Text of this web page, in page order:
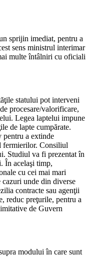
sprijin imediat, pentru a
sens ministrul interimar
multe întâlniri cu oficiali
statului pot interveni
procesare/valorificare,
Legea laptelui impune
de lapte cumpărate.
pentru a extinde
fermierilor. Consiliul
Studiul va fi prezentat în
În acelaşi timp,
cu cei mai mari
cazuri unde din diverse
contracte sau agenţii
reduc preţurile, pentru a
de Guvern
modului în care sunt